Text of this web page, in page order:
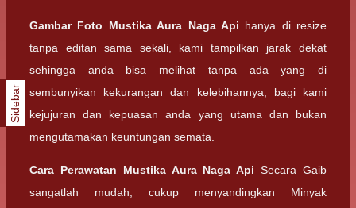
Gambar Foto Mustika Aura Naga Api hanya di resize
tanpa editan sama sekali, kami tampilkan jarak dekat
sehingga anda bisa melihat tanpa ada yang di
sembunyikan kekurangan dan kelebihannya, bagi kami
kejujuran dan kepuasan anda yang utama dan bukan
mengutamakan keuntungan semata.
Cara Perawatan Mustika Aura Naga Api Secara Gaib
sangatlah mudah, cukup menyandingkan Minyak
Sidebar